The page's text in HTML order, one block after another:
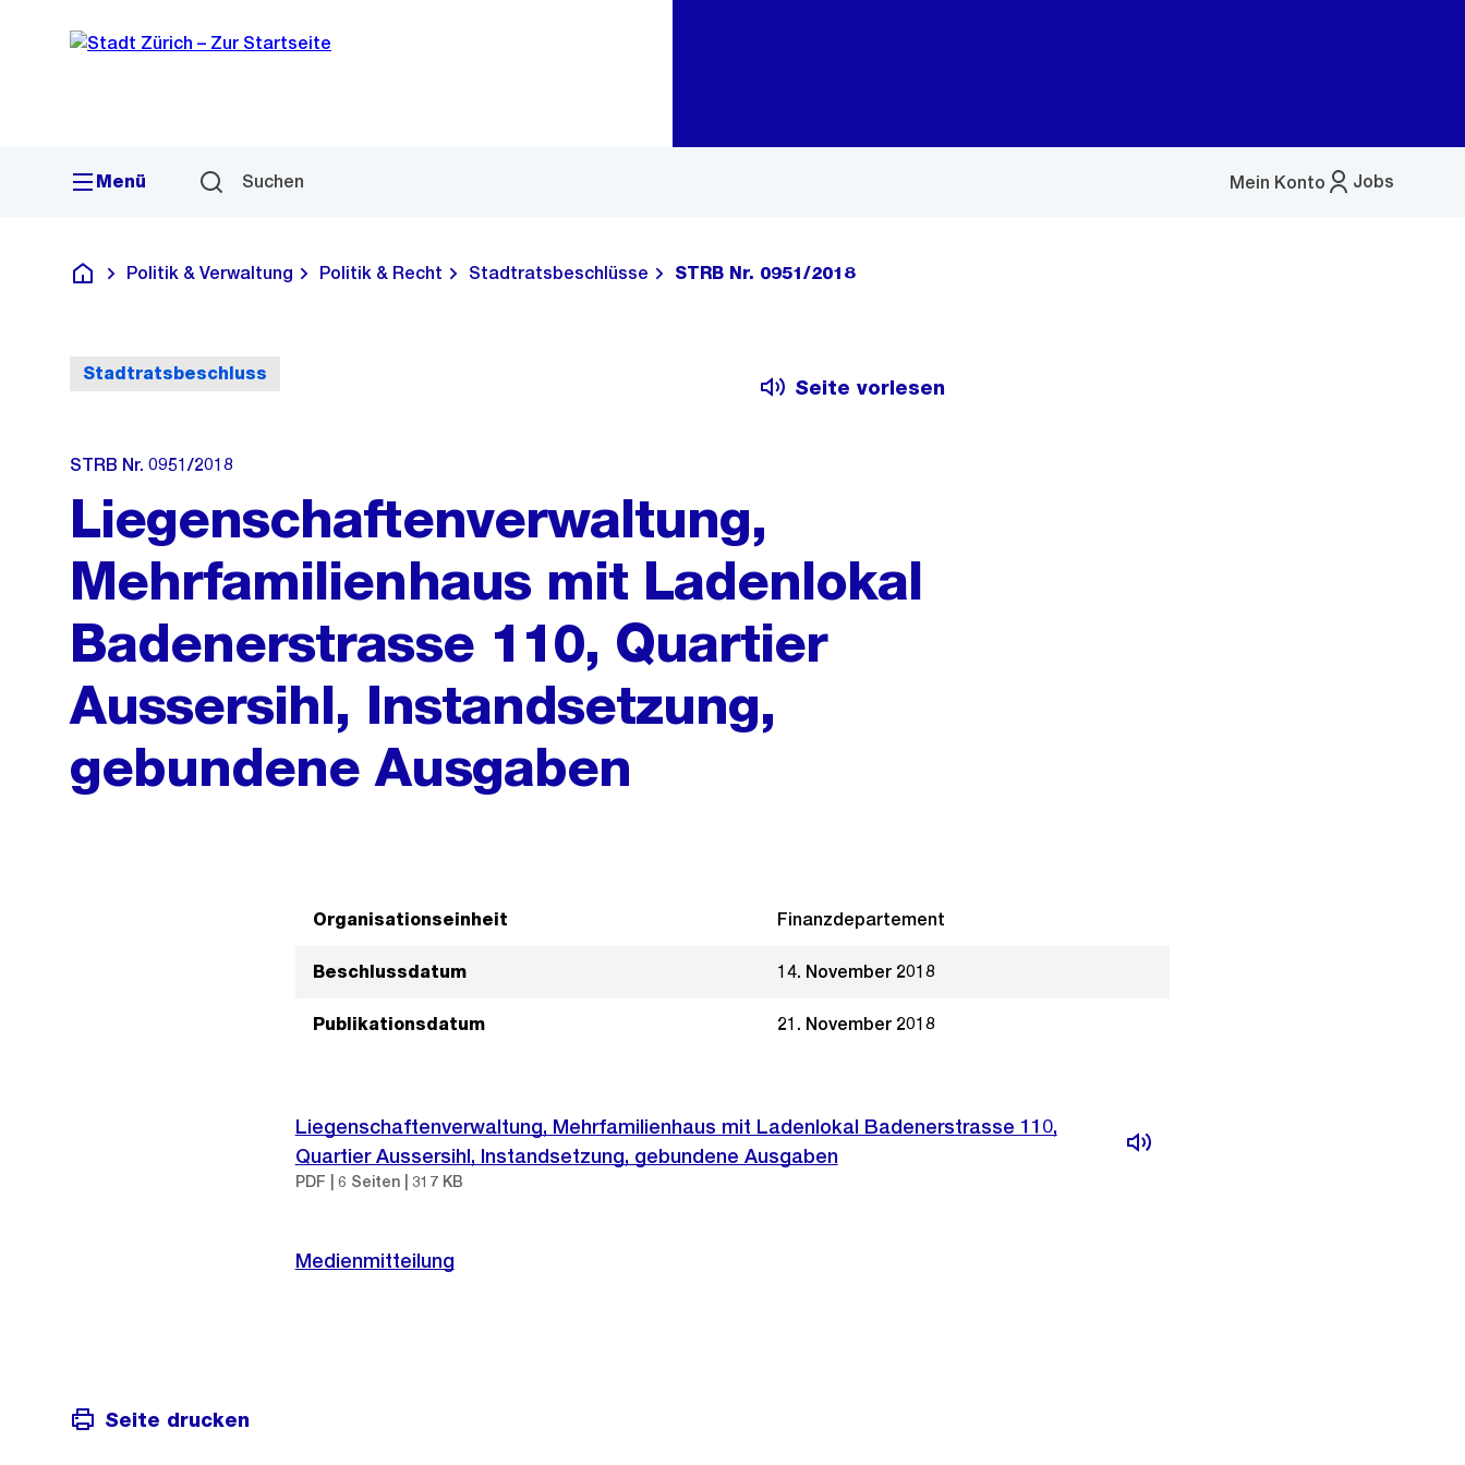
Navigation
Sprunglink
Menü Suchen Jobs
Mein Konto
Menü
Deutsch
Politik & Verwaltung Politik & Recht Stadtratsbeschlüsse STRB Nr. 0951/2018
Stadtratsbeschluss
Seite vorlesen
STRB Nr. 0951/2018
Liegenschaftenverwaltung,
Mehrfamilienhaus mit Ladenlokal
Badenerstrasse 110, Quartier
Aussersihl, Instandsetzung,
gebundene Ausgaben
Organisationseinheit Finanzdepartement
Beschlussdatum 14. November 2018
Publikationsdatum 21. November 2018
Liegenschaftenverwaltung, Mehrfamilienhaus mit Ladenlokal Badenerstrasse 110,
Quartier Aussersihl, Instandsetzung, gebundene Ausgaben
PDF | 6 Seiten | 317 KB
Medienmitteilung
Seite drucken